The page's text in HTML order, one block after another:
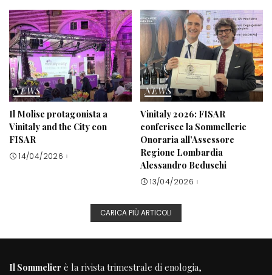
NEWS
Il Molise protagonista a
Vinitaly and the City con
FISAR
14/04/2026
NEWS
Vinitaly 2026: FISAR
conferisce la Sommellerie
Onoraria all’Assessore
Regione Lombardia
Alessandro Beduschi
13/04/2026
CARICA PIÙ ARTICOLI
Il Sommelier è la rivista trimestrale di enologia,